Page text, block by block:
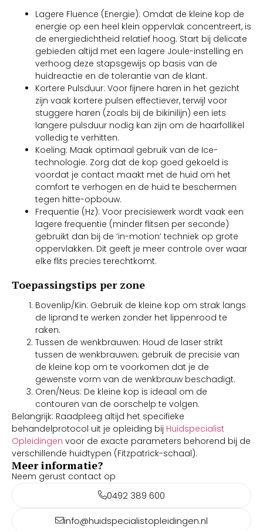
Lagere Fluence (Energie): Omdat de kleine kop de
energie op een heel klein oppervlak concentreert, is
de energiedichtheid relatief hoog. Start bij delicate
gebieden altijd met een lagere Joule-instelling en
verhoog deze stapsgewijs op basis van de
huidreactie en de tolerantie van de klant.
Kortere Pulsduur: Voor fijnere haren in het gezicht
zijn vaak kortere pulsen effectiever, terwijl voor
stuggere haren (zoals bij de bikinilijn) een iets
langere pulsduur nodig kan zijn om de haarfollikel
volledig te verhitten.
Koeling: Maak optimaal gebruik van de Ice-
technologie. Zorg dat de kop goed gekoeld is
voordat je contact maakt met de huid om het
comfort te verhogen en de huid te beschermen
tegen hitte-opbouw.
Frequentie (Hz): Voor precisiewerk wordt vaak een
lagere frequentie (minder flitsen per seconde)
gebruikt dan bij de ‘in-motion’ techniek op grote
oppervlakken. Dit geeft je meer controle over waar
elke flits precies terechtkomt.
Toepassingstips per zone
Bovenlip/Kin: Gebruik de kleine kop om strak langs
de liprand te werken zonder het lippenrood te
raken.
Tussen de wenkbrauwen: Houd de laser strikt
tussen de wenkbrauwen; gebruik de precisie van
de kleine kop om te voorkomen dat je de
gewenste vorm van de wenkbrauw beschadigt.
Oren/Neus: De kleine kop is ideaal om de
contouren van de oorschelp te volgen.
Belangrijk: Raadpleeg altijd het specifieke
behandelprotocol uit je opleiding bij Huidspecialist
Opleidingen voor de exacte parameters behorend bij de
verschillende huidtypen (Fitzpatrick-schaal).
Meer informatie?
Neem gerust contact op
0492 389 600
info@huidspecialistopleidingen.nl